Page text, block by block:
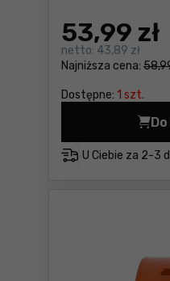
Najniższa cena:
53,99 zł
netto: 43,89 zł
Dostępne: 1 szt.
U Ciebie za 2-3